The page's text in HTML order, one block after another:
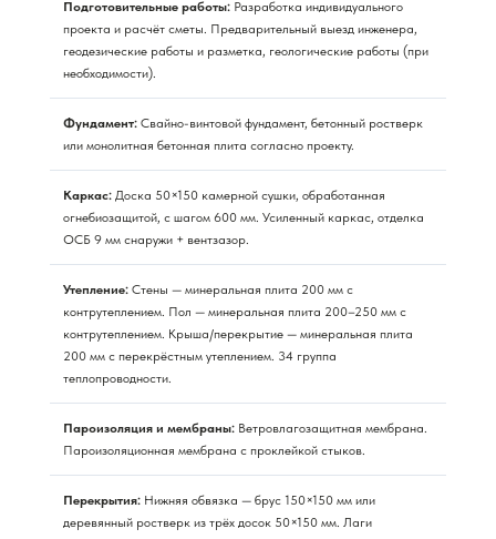
Подготовительные работы: Разработка индивидуального
проекта и расчёт сметы. Предварительный выезд инженера,
геодезические работы и разметка, геологические работы (при
необходимости).
Фундамент: Свайно-винтовой фундамент, бетонный ростверк
или монолитная бетонная плита согласно проекту.
Каркас: Доска 50×150 камерной сушки, обработанная
огнебиозащитой, с шагом 600 мм. Усиленный каркас, отделка
ОСБ 9 мм снаружи + вентзазор.
Утепление: Стены — минеральная плита 200 мм с
контрутеплением. Пол — минеральная плита 200–250 мм с
контрутеплением. Крыша/перекрытие — минеральная плита
200 мм с перекрёстным утеплением. 34 группа
теплопроводности.
Пароизоляция и мембраны: Ветровлагозащитная мембрана.
Пароизоляционная мембрана с проклейкой стыков.
Перекрытия: Нижняя обвязка — брус 150×150 мм или
деревянный ростверк из трёх досок 50×150 мм. Лаги